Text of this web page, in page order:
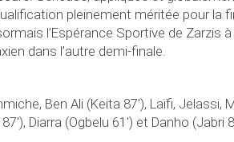
pleinement méritée pour la
l’Espérance Sportive de Zarzis
dans l’autre demi-finale.
Ben Ali (Keita 87'), Laïfi, Jelassi,
Diarra (Ogbelu 61') et Danho (Jabri